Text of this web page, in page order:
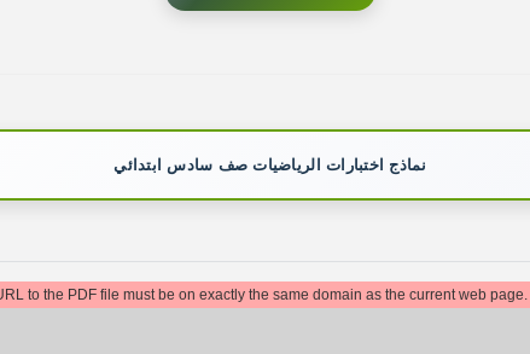
نماذج اختبارات الرياضيات صف سادس ابتدائي
to the PDF file must be on exactly the same domain as the current web page.